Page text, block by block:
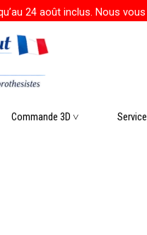
24 août inclus. Nous
Sauter le menu
▼
Commande 3D ˅ ▼